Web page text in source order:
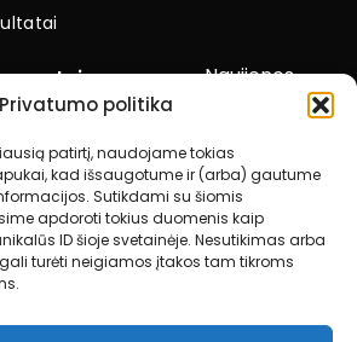
Privatumo politika
patirtį, naudojame tokias
kad išsaugotume ir (arba) gautume
Sutikdami su šiomis
apdoroti tokius duomenis kaip
ID šioje svetainėje. Nesutikimas arba
turėti neigiamos įtakos tam tikroms
susirinkimai
Naujienos